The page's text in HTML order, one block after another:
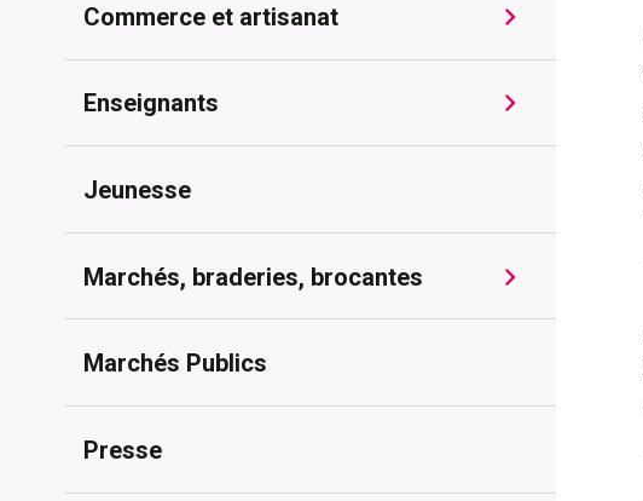
Commerce et artisanat
Enseignants
Jeunesse
Marchés, braderies, brocantes
Marchés Publics
Presse